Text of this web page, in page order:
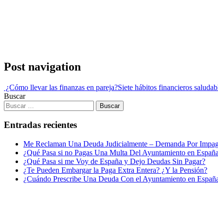
Post navigation
¿Cómo llevar las finanzas en pareja?Siete hábitos financieros
Buscar
Entradas recientes
Me Reclaman Una Deuda Judicialmente – Demanda Por
¿Qué Pasa si no Pagas Una Multa Del Ayuntamiento en
¿Qué Pasa si me Voy de España y Dejo Deudas Sin Pagar?
¿Te Pueden Embargar la Paga Extra Entera? ¿Y la Pensión?
¿Cuándo Prescribe Una Deuda Con el Ayuntamiento en